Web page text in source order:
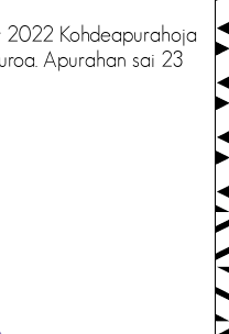
2022 Kohdeapurahoja
Apurahan sai 23